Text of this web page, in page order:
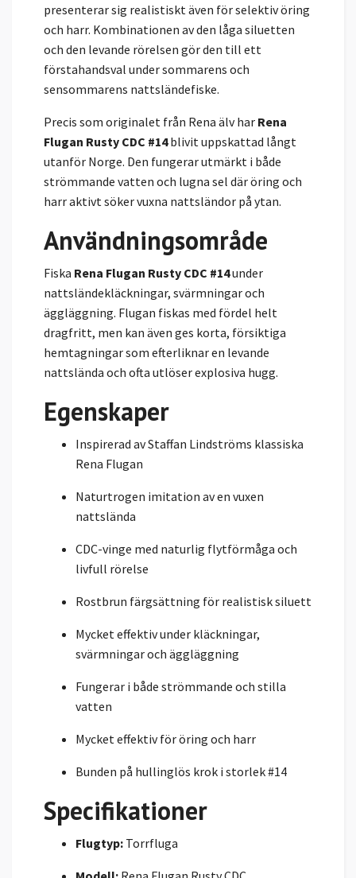
presenterar sig realistiskt även för selektiv öring
och harr. Kombinationen av den låga siluetten
och den levande rörelsen gör den till ett
förstahandsval under sommarens och
sensommarens nattsländefiske.
Precis som originalet från Rena älv har Rena
Flugan Rusty CDC #14blivit uppskattad långt
utanför Norge. Den fungerar utmärkt i både
strömmande vatten och lugna sel där öring och
harr aktivt söker vuxna nattsländor på ytan.
Användningsområde
Fiska Rena Flugan Rusty CDC #14under
nattsländekläckningar, svärmningar och
äggläggning. Flugan fiskas med fördel helt
dragfritt, men kan även ges korta, försiktiga
hemtagningar som efterliknar en levande
nattslända och ofta utlöser explosiva hugg.
Egenskaper
Inspirerad av Staffan Lindströms klassiska
Rena Flugan
Naturtrogen imitation av en vuxen
nattslända
CDC-vinge med naturlig flytförmåga och
livfull rörelse
Rostbrun färgsättning för realistisk siluett
Mycket effektiv under kläckningar,
svärmningar och äggläggning
Fungerar i både strömmande och stilla
vatten
Mycket effektiv för öring och harr
Bunden på hullinglös krok i storlek #14
Specifikationer
Flugtyp: Torrfluga